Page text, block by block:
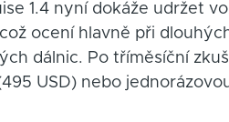
1.4 nyní dokáže udržet
ocení hlavně při
dálnic. Po tříměsíční
USD) nebo